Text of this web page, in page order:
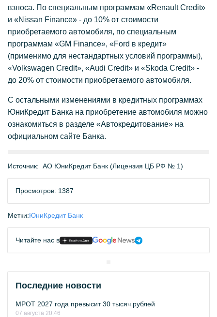
взноса. По специальным программам «Renault Credit»
и «Nissan Finance» - до 10% от стоимости
приобретаемого автомобиля, по специальным
программам «GM Finance», «Ford в кредит»
(применимо для нестандартных условий программы),
«Volkswagen Credit», «Audi Credit» и «Skoda Credit» -
до 20% от стоимости приобретаемого автомобиля.
С остальными изменениями в кредитных программах
ЮниКредит Банка на приобретение автомобиля можно
ознакомиться в разделе «Автокредитование» на
официальном сайте Банка.
Источник: АО ЮниКредит Банк (Лицензия ЦБ РФ № 1)
Просмотров: 1387
Метки:ЮниКредит Банк
Читайте нас в
Последние новости
МРОТ 2027 года превысит 30 тысяч рублей
07 августа 20:46